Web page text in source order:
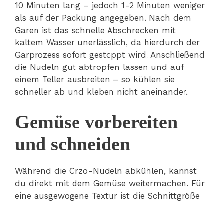
10 Minuten lang – jedoch 1-2 Minuten weniger
als auf der Packung angegeben. Nach dem
Garen ist das schnelle Abschrecken mit
kaltem Wasser unerlässlich, da hierdurch der
Garprozess sofort gestoppt wird. Anschließend
die Nudeln gut abtropfen lassen und auf
einem Teller ausbreiten – so kühlen sie
schneller ab und kleben nicht aneinander.
Gemüse vorbereiten
und schneiden
Während die Orzo-Nudeln abkühlen, kannst
du direkt mit dem Gemüse weitermachen. Für
eine ausgewogene Textur ist die Schnittgröße